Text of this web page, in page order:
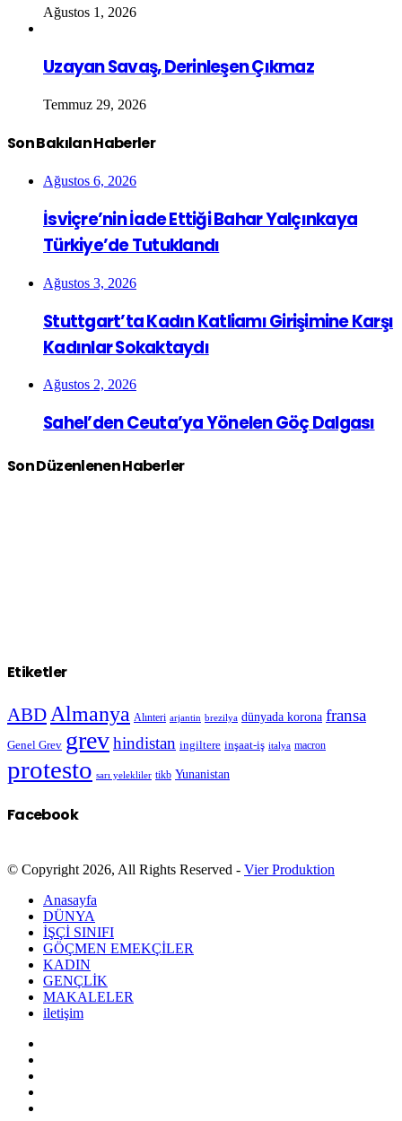
Ağustos 1, 2026
Uzayan Savaş, Derinleşen Çıkmaz
Temmuz 29, 2026
Son Bakılan Haberler
Ağustos 6, 2026
İsviçre’nin İade Ettiği Bahar Yalçınkaya
Türkiye’de Tutuklandı
Ağustos 3, 2026
Stuttgart’ta Kadın Katliamı Girişimine Karşı
Kadınlar Sokaktaydı
Ağustos 2, 2026
Sahel’den Ceuta’ya Yönelen Göç Dalgası
Son Düzenlenen Haberler
Etiketler
ABD Almanya Alınteri arjantin brezilya dünyada korona fransa
Genel Grev grevhindistan ingiltere inşaat-iş italya macron
protesto sarı yelekliler tikb Yunanistan
Facebook
© Copyright 2026, All Rights Reserved - Vier Produktion
Anasayfa
DÜNYA
İŞÇİ SINIFI
GÖÇMEN EMEKÇİLER
KADIN
GENÇLİK
MAKALELER
iletişim